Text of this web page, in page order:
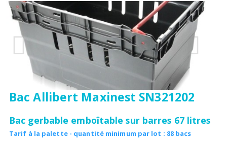
Bac Allibert Maxinest SN321202
Bac gerbable emboîtable sur barres 67 litres
Tarif à la palette - quantité minimum par lot : 88 bacs